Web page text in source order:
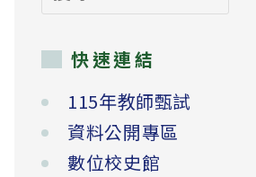
尋
快速連結
115年教師甄試
資料公開專區
數位校史館